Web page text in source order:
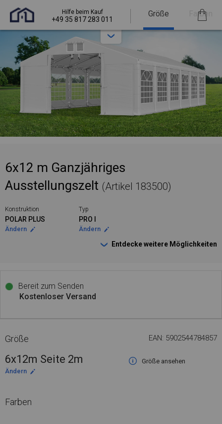
Hilfe beim Kauf
+49 35 817 283 011
Größe Farben
6x12 m Ganzjähriges
Ausstellungszelt (Artikel 183500)
Konstruktion
POLAR PLUS
Ändern
Typ
PRO I
Ändern
Entdecke weitere Möglichkeiten
Bereit zum Senden
Kostenloser Versand
Größe EAN: 5902544784857
6x12m Seite 2m
Größe ansehen
Ändern
Farben